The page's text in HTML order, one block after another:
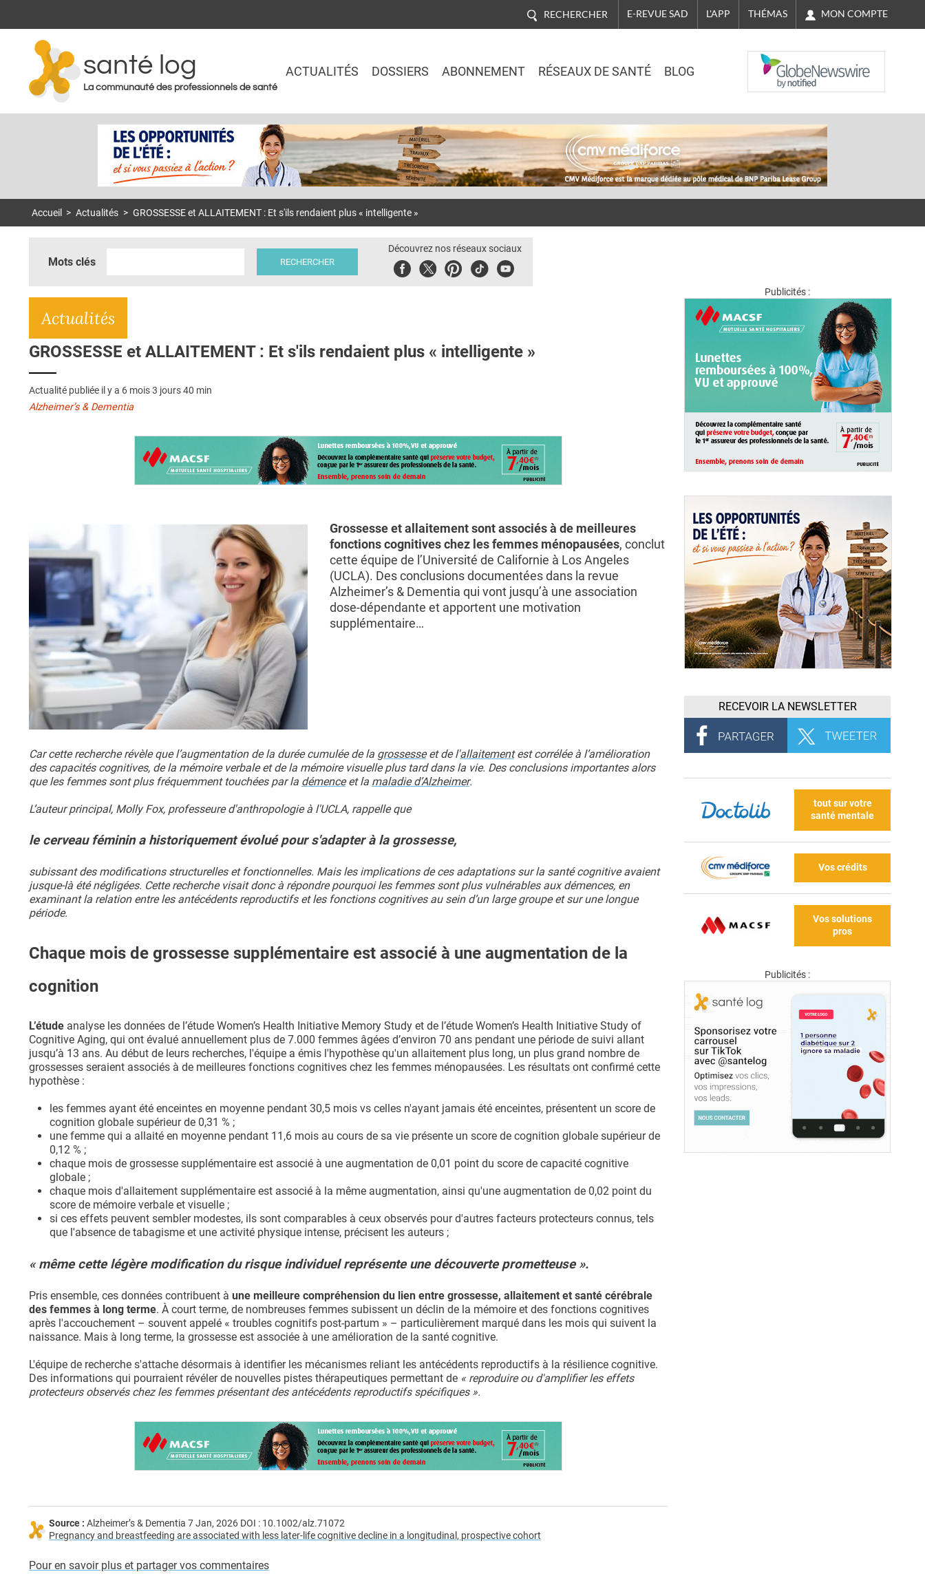
RECHERCHER E-REVUE SAD L'APP THÉMAS MON COMPTE
santé log
La communauté des professionnels de santé
ACTUALITÉS DOSSIERS ABONNEMENT RÉSEAUX DE SANTÉ BLOG
NASDAQ
Accueil > Actualités > GROSSESSE et ALLAITEMENT : Et s'ils rendaient plus « intelligente »
Mots clés
Découvrez nos réseaux sociaux
FacebookTwitterPinterest
TiktokYoubute
Actualités
GROSSESSE et ALLAITEMENT : Et s'ils rendaient plus « intelligente »
Actualité publiée il y a 6 mois 3 jours 40 min
Alzheimer’s & Dementia
Grossesse et allaitement sont associés à de meilleures
fonctions cognitives chez les femmes ménopausées, conclut
cette équipe de l’Université de Californie à Los Angeles
(UCLA). Des conclusions documentées dans la revue
Alzheimer’s & Dementia qui vont jusqu’à une association
dose-dépendante et apportent une motivation
supplémentaire…
Car cette recherche révèle que l’augmentation de la durée cumulée de la grossesseet de l'allaitementest corrélée à l’amélioration
des capacités cognitives, de la mémoire verbale et de la mémoire visuelle plus tard dans la vie. Des conclusions importantes alors
que les femmes sont plus fréquemment touchées par la démenceet la maladie d’Alzheimer.
L’auteur principal, Molly Fox, professeure d'anthropologie à l'UCLA, rappelle que
le cerveau féminin a historiquement évolué pour s'adapter à la grossesse,
subissant des modifications structurelles et fonctionnelles. Mais les implications de ces adaptations sur la santé cognitive avaient
jusque-là été négligées. Cette recherche visait donc à répondre pourquoi les femmes sont plus vulnérables aux démences, en
examinant la relation entre les antécédents reproductifs et les fonctions cognitives au sein d’un large groupe et sur une longue
période.
Chaque mois de grossesse supplémentaire est associé à une augmentation de la
cognition
L’étude analyse les données de l’étude Women’s Health Initiative Memory Study et de l’étude Women’s Health Initiative Study of
Cognitive Aging, qui ont évalué annuellement plus de 7.000 femmes âgées d’environ 70 ans pendant une période de suivi allant
jusqu’à 13 ans. Au début de leurs recherches, l'équipe a émis l'hypothèse qu'un allaitement plus long, un plus grand nombre de
grossesses seraient associés à de meilleures fonctions cognitives chez les femmes ménopausées. Les résultats ont confirmé cette
hypothèse :
les femmes ayant été enceintes en moyenne pendant 30,5 mois vs celles n'ayant jamais été enceintes, présentent un score de
cognition globale supérieur de 0,31 % ;
une femme qui a allaité en moyenne pendant 11,6 mois au cours de sa vie présente un score de cognition globale supérieur de
0,12 % ;
chaque mois de grossesse supplémentaire est associé à une augmentation de 0,01 point du score de capacité cognitive
globale ;
chaque mois d'allaitement supplémentaire est associé à la même augmentation, ainsi qu'une augmentation de 0,02 point du
score de mémoire verbale et visuelle ;
si ces effets peuvent sembler modestes, ils sont comparables à ceux observés pour d'autres facteurs protecteurs connus, tels
que l'absence de tabagisme et une activité physique intense, précisent les auteurs ;
« même cette légère modification du risque individuel représente une découverte prometteuse ».
Pris ensemble, ces données contribuent à une meilleure compréhension du lien entre grossesse, allaitement et santé cérébrale
des femmes à long terme. À court terme, de nombreuses femmes subissent un déclin de la mémoire et des fonctions cognitives
après l'accouchement – ​​souvent appelé « troubles cognitifs post-partum » – particulièrement marqué dans les mois qui suivent la
naissance. Mais à long terme, la grossesse est associée à une amélioration de la santé cognitive.
L'équipe de recherche s'attache désormais à identifier les mécanismes reliant les antécédents reproductifs à la résilience cognitive.
Des informations qui pourraient révéler de nouvelles pistes thérapeutiques permettant de « reproduire ou d'amplifier les effets
protecteurs observés chez les femmes présentant des antécédents reproductifs spécifiques ».
Source : Alzheimer’s & Dementia 7 Jan, 2026 DOI : 10.1002/alz.71072
Pregnancy and breastfeeding are associated with less later-life cognitive decline in a longitudinal, prospective cohort
Pour en savoir plus et partager vos commentaires
Publicités :
RECEVOIR LA NEWSLETTER
tout sur votre
santé mentale
Vos crédits
Vos solutions
pros
Publicités :